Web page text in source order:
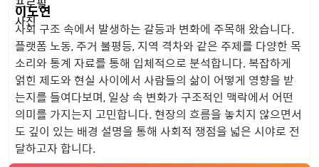
이도연
사회 구조 속에서 발생하는 갈등과 변화에 주목해 왔습니다.
플랫폼 노동, 주거 불평등, 지역 격차와 같은 주제를 다양한 목
소리와 통계 자료를 통해 입체적으로 분석합니다. 복잡하게
얽힌 제도와 현실 사이에서 사람들의 삶이 어떻게 영향을 받
는지를 들여다보며, 일상 속 변화가 구조적인 맥락에서 어떤
의미를 가지는지 고민합니다. 현장의 흐름을 놓치지 않으면서
도 깊이 있는 배경 설명을 통해 사회적 쟁점을 넓은 시야로 전
달하고자 합니다.